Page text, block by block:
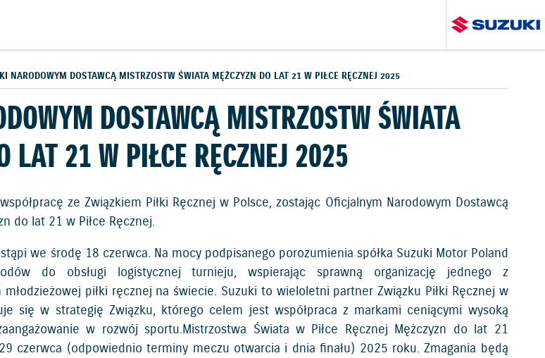
NARODOWYM DOSTAWCĄ MISTRZOSTW ŚWIATA MĘŻCZYZN DO LAT 21 W PIŁCE RĘCZNEJ 2025
DOSTAWCĄ MISTRZOSTW ŚWIATA
LAT 21 W PIŁCE RĘCZNEJ 2025
ze Związkiem Piłki Ręcznej w Polsce, zostając Oficjalnym Narodowym Dostawcą
do lat 21 w Piłce Ręcznej.
we środę 18 czerwca. Na mocy podpisanego porozumienia spółka Suzuki Motor Poland
do obsługi logistycznej turnieju, wspierając sprawną organizację jednego z
młodzieżowej piłki ręcznej na świecie. Suzuki to wieloletni partner Związku Piłki Ręcznej w
się w strategię Związku, którego celem jest współpraca z markami ceniącymi wysoką
w rozwój sportu.Mistrzostwa Świata w Piłce Ręcznej Mężczyzn do lat 21
czerwca (odpowiednio terminy meczu otwarcia i dnia finału) 2025 roku. Zmagania będą